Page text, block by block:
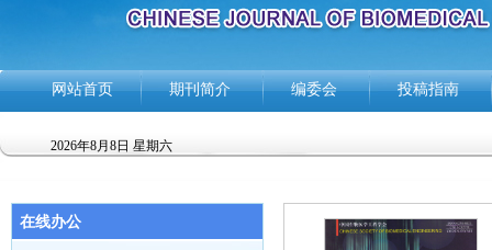
网站首页 期刊简介 编委会 投稿指南
2026年8月8日 星期六
在线办公